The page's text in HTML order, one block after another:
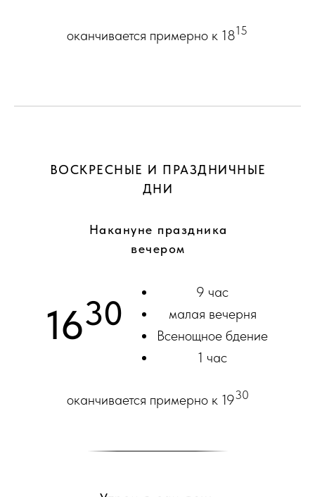
оканчивается примерно к 1815
ВОСКРЕСНЫЕ И ПРАЗДНИЧНЫЕ
ДНИ
Накануне праздника
вечером
1630
9 час
малая вечерня
Всенощное бдение
1 час
оканчивается примерно к 1930